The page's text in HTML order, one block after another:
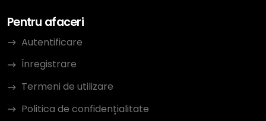
Pentru afaceri
Autentificare
Înregistrare
Termeni de utilizare
Politica de confidențialitate